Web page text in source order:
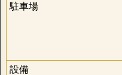
駐車場
設備